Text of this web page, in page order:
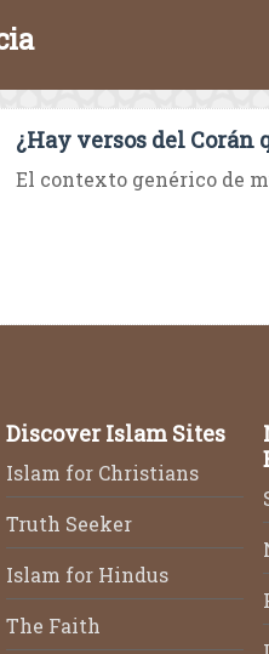
¿Hay versos del
El contexto genérico de
Discover Islam Sites
Islam for Christians
Truth Seeker
Islam for Hindus
The Faith